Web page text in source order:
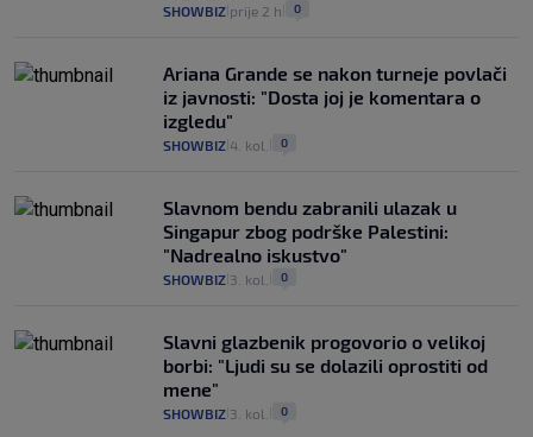
SHOWBIZ prije 2 h 0
Ariana Grande se nakon turneje povlači
iz javnosti: "Dosta joj je komentara o
izgledu"
SHOWBIZ 4. kol. 0
Slavnom bendu zabranili ulazak u
Singapur zbog podrške Palestini:
"Nadrealno iskustvo"
SHOWBIZ 3. kol. 0
Slavni glazbenik progovorio o velikoj
borbi: "Ljudi su se dolazili oprostiti od
mene"
SHOWBIZ 3. kol. 0